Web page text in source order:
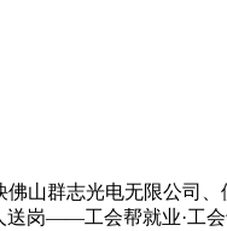
群志光电无限公司、
岗——工会帮就业·工